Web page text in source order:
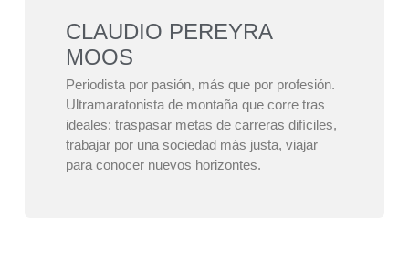
CLAUDIO PEREYRA
MOOS
Periodista por pasión, más que por profesión.
Ultramaratonista de montaña que corre tras
ideales: traspasar metas de carreras difíciles,
trabajar por una sociedad más justa, viajar
para conocer nuevos horizontes.